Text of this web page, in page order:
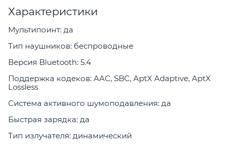
Характеристики
Мультипоинт: да
Тип наушников: беспроводные
Версия Bluetooth: 5.4
Поддержка кодеков: AAC, SBC, AptX Adaptive, AptX
Lossless
Система активного шумоподавления: да
Быстрая зарядка: да
Тип излучателя: динамический